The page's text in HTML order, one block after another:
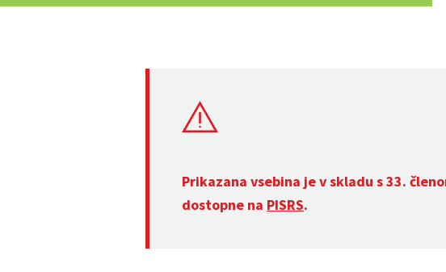
Prikazana vsebina je v skladu s 33.
dostopne na PISRS.